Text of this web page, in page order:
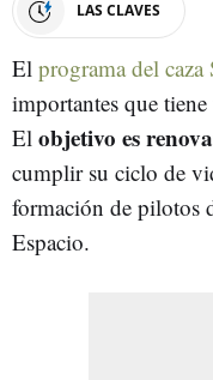
LAS CLAVES
El programa del caza
importantes que
El objetivo es
cumplir su ciclo de
formación de pilotos
Espacio.